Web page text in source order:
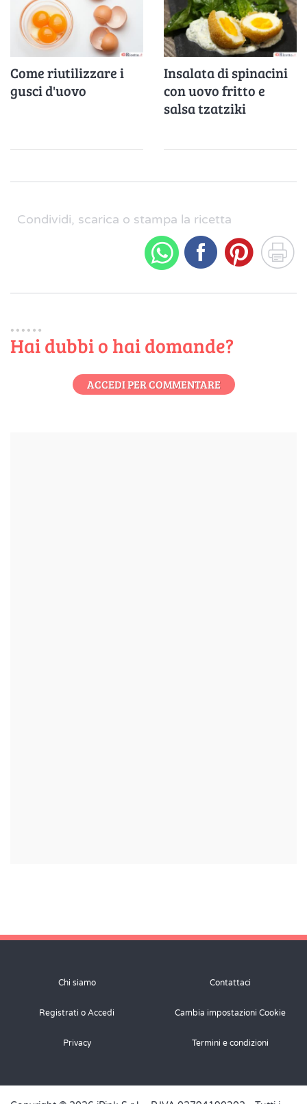
Come riutilizzare i
gusci d'uovo
Insalata di spinacini
con uovo fritto e
salsa tzatziki
Condividi, scarica o stampa la ricetta
Hai dubbi o hai domande?
ACCEDI PER COMMENTARE
Chi siamo Contattaci
Registrati o Accedi Cambia impostazioni Cookie
Privacy Termini e condizioni